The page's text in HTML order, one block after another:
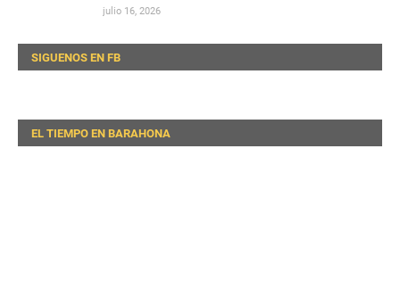
julio 16, 2026
SIGUENOS EN FB
EL TIEMPO EN BARAHONA